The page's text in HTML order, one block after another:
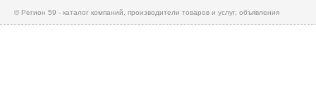
© Регион 59 - каталог компаний, производители товаров и услуг, объявления